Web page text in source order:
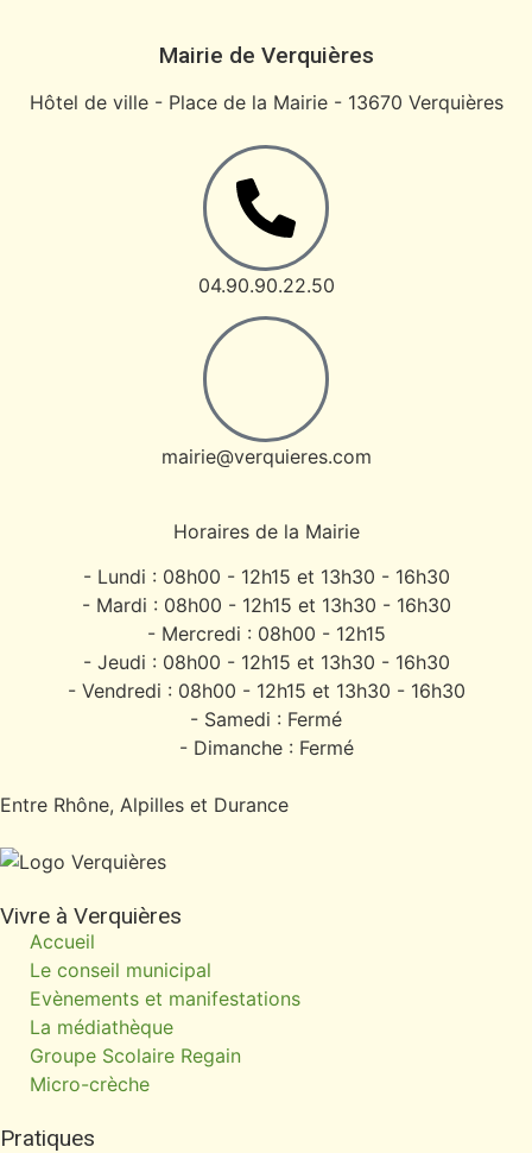
Mairie de Verquières
Hôtel de ville - Place de la Mairie - 13670 Verquières
04.90.90.22.50
mairie@verquieres.com
Horaires de la Mairie
- Lundi : 08h00 - 12h15 et 13h30 - 16h30
- Mardi : 08h00 - 12h15 et 13h30 - 16h30
- Mercredi : 08h00 - 12h15
- Jeudi : 08h00 - 12h15 et 13h30 - 16h30
- Vendredi : 08h00 - 12h15 et 13h30 - 16h30
- Samedi : Fermé
- Dimanche : Fermé
Entre Rhône, Alpilles et Durance
Vivre à Verquières
Accueil
Le conseil municipal
Evènements et manifestations
La médiathèque
Groupe Scolaire Regain
Micro-crèche
Pratiques